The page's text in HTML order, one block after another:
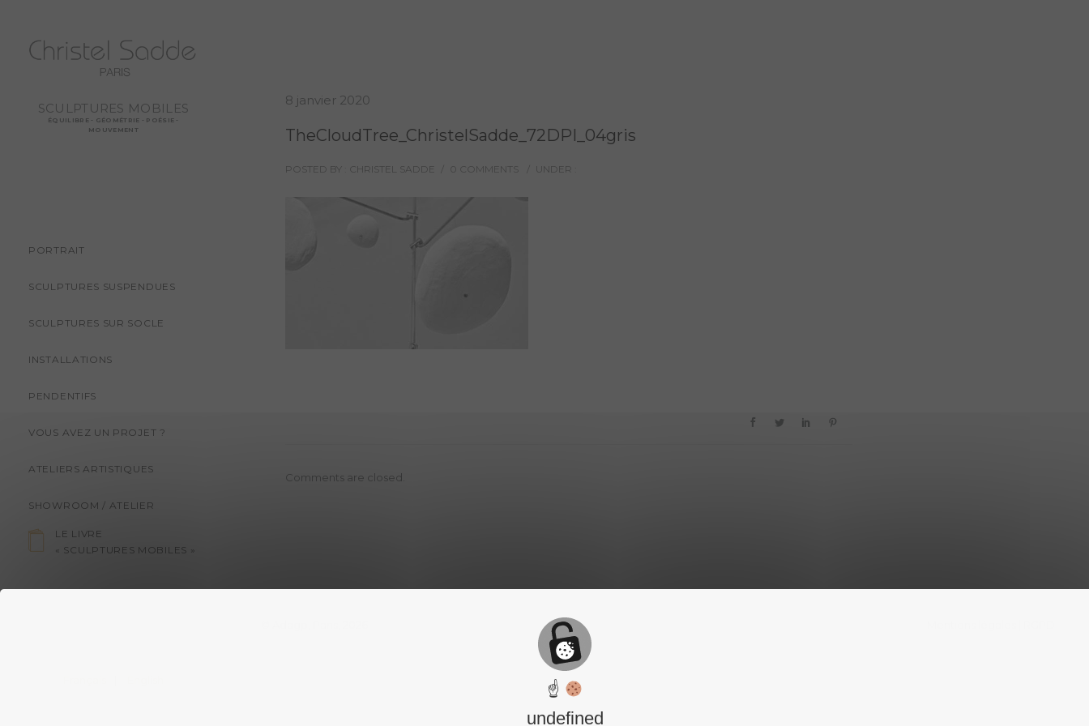
SCULPTURES MOBILES
ÉQUILIBRE - GÉOMÉTRIE - POÉSIE -
MOUVEMENT
PORTRAIT
SCULPTURES SUSPENDUES
SCULPTURES SUR SOCLE
INSTALLATIONS
PENDENTIFS
VOUS AVEZ UN PROJET ?
ATELIERS ARTISTIQUES
SHOWROOM / ATELIER
LE LIVRE
« SCULPTURES MOBILES »
8 janvier 2020
TheCloudTree_ChristelSadde_72DPI_04gris
POSTED BY : CHRISTEL SADDE 0 COMMENTS UNDER :
Comments are closed.
☝
undefined